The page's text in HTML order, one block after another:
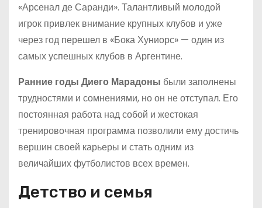
«Арсенал де Саранди». Талантливый молодой
игрок привлек внимание крупных клубов и уже
через год перешел в «Бока Хуниорс» — один из
самых успешных клубов в Аргентине.
Ранние годы Диего Марадоны были заполнены
трудностями и сомнениями, но он не отступал. Его
постоянная работа над собой и жестокая
тренировочная программа позволили ему достичь
вершин своей карьеры и стать одним из
величайших футболистов всех времен.
Детство и семья